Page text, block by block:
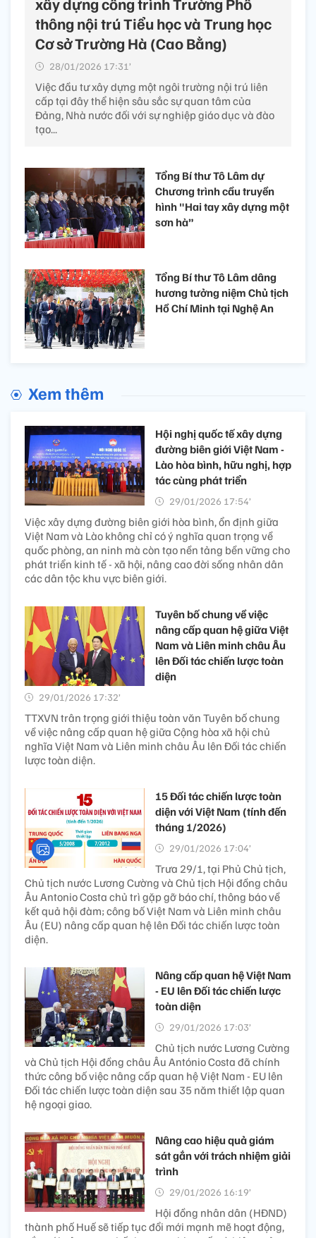
thông nội trú Tiểu học và Trung học
Cơ sở Trường Hà (Cao Bằng)
28/01/2026 17:31’
Việc đầu tư xây dựng một ngôi trường nội trú liên
cấp tại đây thể hiện sâu sắc sự quan tâm của
Đảng, Nhà nước đối với sự nghiệp giáo dục và đào
tạo...
Tổng Bí thư Tô Lâm dự
Chương trình cầu truyền
hình "Hai tay xây dựng một
sơn hà”
Tổng Bí thư Tô Lâm dâng
hương tưởng niệm Chủ tịch
Hồ Chí Minh tại Nghệ An
Xem thêm
Hội nghị quốc tế xây dựng
đường biên giới Việt Nam -
Lào hòa bình, hữu nghị, hợp
tác cùng phát triển
29/01/2026 17:54’
Việc xây dựng đường biên giới hòa bình, ổn định giữa
Việt Nam và Lào không chỉ có ý nghĩa quan trọng về
quốc phòng, an ninh mà còn tạo nền tảng bền vững cho
phát triển kinh tế - xã hội, nâng cao đời sống nhân dân
các dân tộc khu vực biên giới.
Tuyên bố chung về việc
nâng cấp quan hệ giữa Việt
Nam và Liên minh châu Âu
lên Đối tác chiến lược toàn
diện
29/01/2026 17:32’
TTXVN trân trọng giới thiệu toàn văn Tuyên bố chung
về việc nâng cấp quan hệ giữa Cộng hòa xã hội chủ
nghĩa Việt Nam và Liên minh châu Âu lên Đối tác chiến
lược toàn diện.
15 Đối tác chiến lược toàn
diện với Việt Nam (tính đến
tháng 1/2026)
29/01/2026 17:04’
Trưa 29/1, tại Phủ Chủ tịch,
Chủ tịch nước Lương Cường và Chủ tịch Hội đồng châu
Âu Antonio Costa chủ trì gặp gỡ báo chí, thông báo về
kết quả hội đàm; công bố Việt Nam và Liên minh châu
Âu (EU) nâng cấp quan hệ lên Đối tác chiến lược toàn
diện.
Nâng cấp quan hệ Việt Nam
- EU lên Đối tác chiến lược
toàn diện
29/01/2026 17:03’
Chủ tịch nước Lương Cường
và Chủ tịch Hội đồng châu Âu António Costa đã chính
thức công bố việc nâng cấp quan hệ Việt Nam - EU lên
Đối tác chiến lược toàn diện sau 35 năm thiết lập quan
hệ ngoại giao.
Nâng cao hiệu quả giám
sát gắn với trách nhiệm giải
trình
29/01/2026 16:19’
Hội đồng nhân dân (HĐND)
thành phố Huế sẽ tiếp tục đổi mới mạnh mẽ hoạt động,